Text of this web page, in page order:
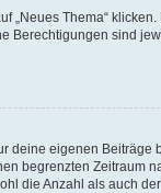
„Neues Thema“
sind
deine eigenen
begrenzten Zeitraum
die Anzahl als auch